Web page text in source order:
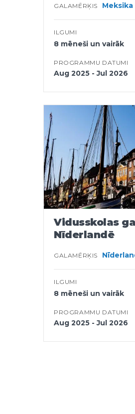
GALAMĒRĶIS Meksika
ILGUMI
8 mēneši un vairāk
PROGRAMMU DATUMI
Aug 2025 - Jul 2026
Vidusskolas
Nīderlandē
GALAMĒRĶIS
ILGUMI
8 mēneši un vairāk
PROGRAMMU DATUMI
Aug 2025 - Jul 2026